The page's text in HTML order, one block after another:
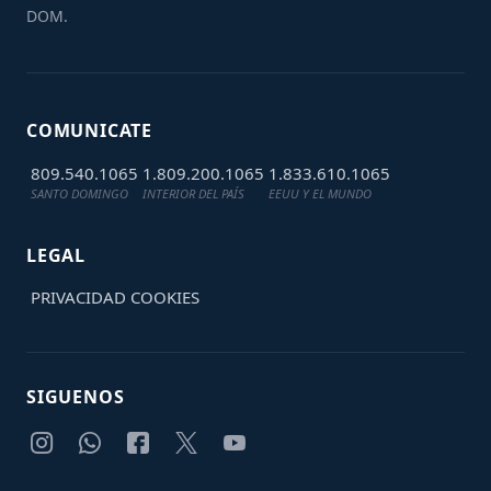
DOM.
COMUNICATE
809.540.1065
SANTO DOMINGO
1.809.200.1065
INTERIOR DEL PAÍS
1.833.610.1065
EEUU Y EL MUNDO
LEGAL
PRIVACIDAD COOKIES
SIGUENOS